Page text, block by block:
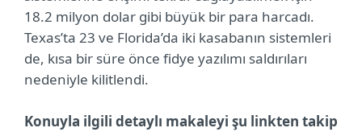
18.2 milyon dolar gibi büyük bir para harcadı.
Texas’ta 23 ve Florida’da iki kasabanın sistemleri
de, kısa bir süre önce fidye yazılımı saldırıları
nedeniyle kilitlendi.
Konuyla ilgili detaylı makaleyi şu linkten takip